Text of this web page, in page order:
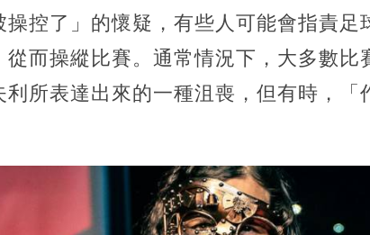
控了」的懷疑，有些人可能會指責足
而操縱比賽。通常情況下，大多數比
所表達出來的一種沮喪，但有時，「